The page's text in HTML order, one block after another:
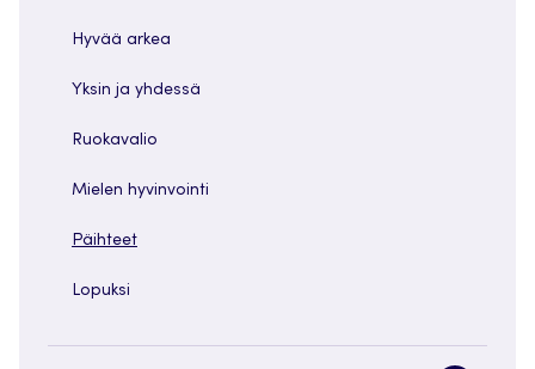
Hyvää arkea
Yksin ja yhdessä
Ruokavalio
Mielen hyvinvointi
Päihteet
Lopuksi